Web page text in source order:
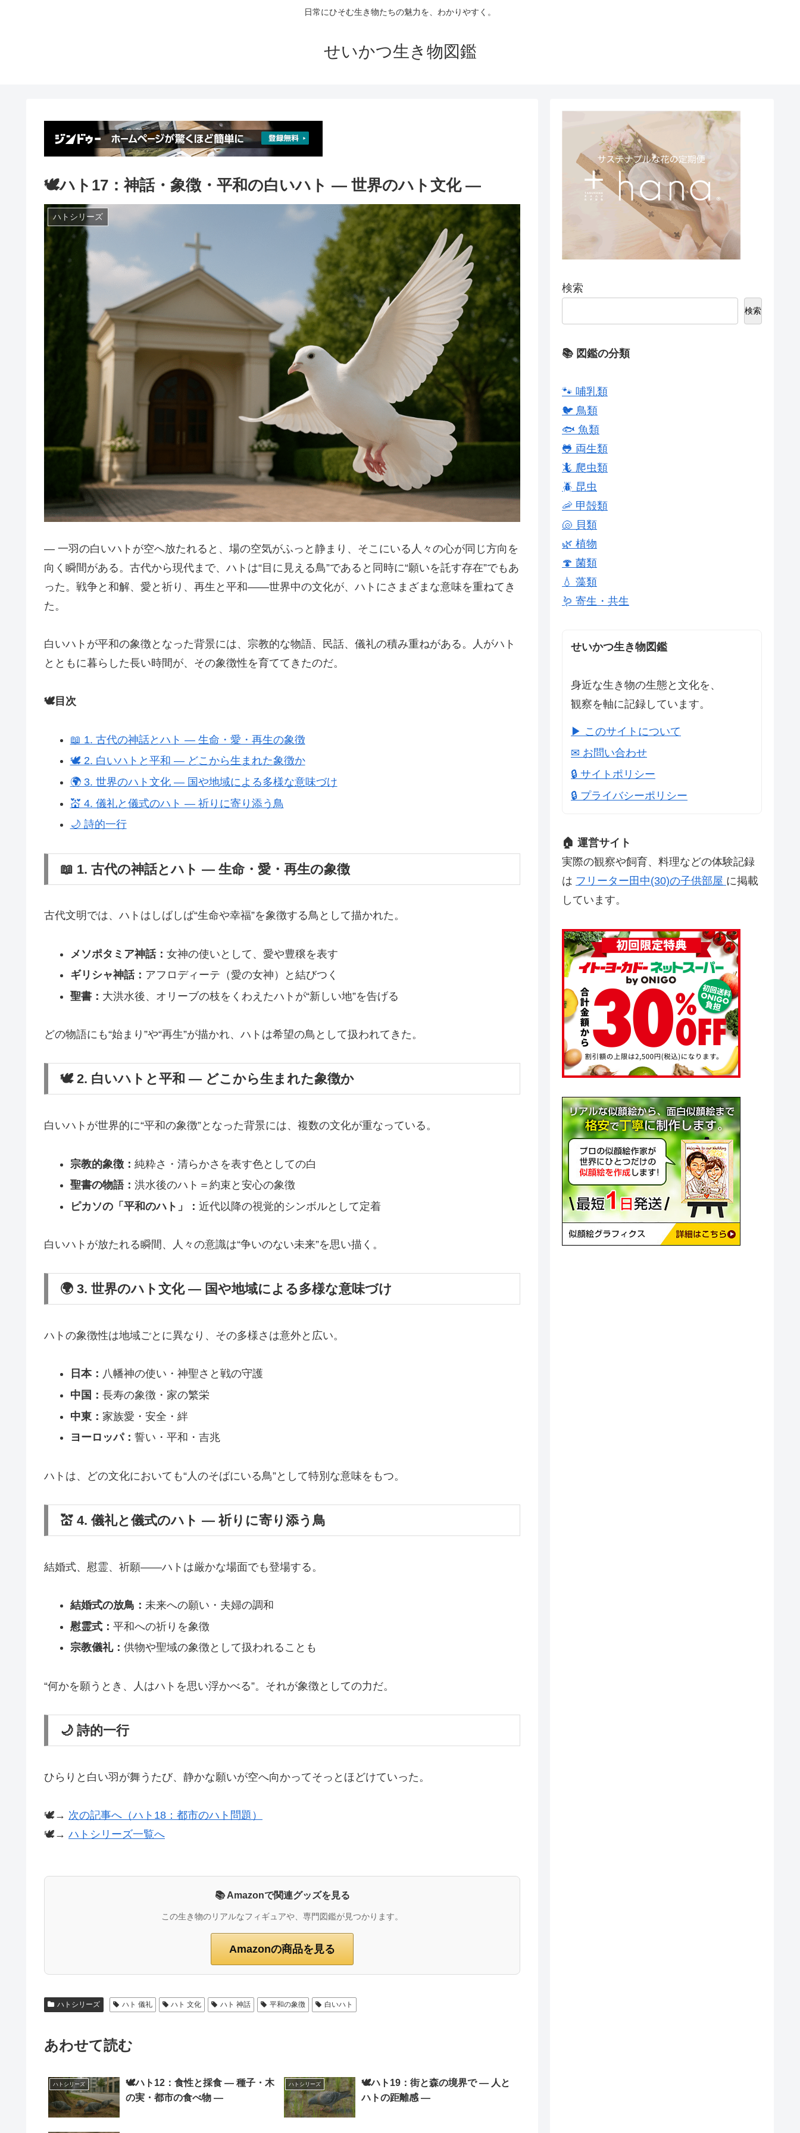
日常にひそむ生き物たちの魅力を、わかりやすく。
せいかつ生き物図鑑
🕊️ハト17：神話・象徴・平和の白いハト ― 世界のハト文化 ―
ハトシリーズ
― 一羽の白いハトが空へ放たれると、場の空気がふっと静まり、そこにいる人々の心が同じ方向を
向く瞬間がある。古代から現代まで、ハトは“目に見える鳥”であると同時に“願いを託す存在”でもあ
った。戦争と和解、愛と祈り、再生と平和――世界中の文化が、ハトにさまざまな意味を重ねてき
た。
白いハトが平和の象徴となった背景には、宗教的な物語、民話、儀礼の積み重ねがある。人がハト
とともに暮らした長い時間が、その象徴性を育ててきたのだ。
🕊️目次
📖 1. 古代の神話とハト ― 生命・愛・再生の象徴
🕊️ 2. 白いハトと平和 ― どこから生まれた象徴か
🌍 3. 世界のハト文化 ― 国や地域による多様な意味づけ
💒 4. 儀礼と儀式のハト ― 祈りに寄り添う鳥
🌙 詩的一行
📖 1. 古代の神話とハト ― 生命・愛・再生の象徴
古代文明では、ハトはしばしば“生命や幸福”を象徴する鳥として描かれた。
メソポタミア神話： 女神の使いとして、愛や豊穣を表す
ギリシャ神話： アフロディーテ（愛の女神）と結びつく
聖書： 大洪水後、オリーブの枝をくわえたハトが“新しい地”を告げる
どの物語にも“始まり”や“再生”が描かれ、ハトは希望の鳥として扱われてきた。
🕊️ 2. 白いハトと平和 ― どこから生まれた象徴か
白いハトが世界的に“平和の象徴”となった背景には、複数の文化が重なっている。
宗教的象徴： 純粋さ・清らかさを表す色としての白
聖書の物語： 洪水後のハト＝約束と安心の象徴
ピカソの「平和のハト」： 近代以降の視覚的シンボルとして定着
白いハトが放たれる瞬間、人々の意識は“争いのない未来”を思い描く。
🌍 3. 世界のハト文化 ― 国や地域による多様な意味づけ
ハトの象徴性は地域ごとに異なり、その多様さは意外と広い。
日本： 八幡神の使い・神聖さと戦の守護
中国： 長寿の象徴・家の繁栄
中東： 家族愛・安全・絆
ヨーロッパ： 誓い・平和・吉兆
ハトは、どの文化においても“人のそばにいる鳥”として特別な意味をもつ。
💒 4. 儀礼と儀式のハト ― 祈りに寄り添う鳥
結婚式、慰霊、祈願――ハトは厳かな場面でも登場する。
結婚式の放鳥： 未来への願い・夫婦の調和
慰霊式： 平和への祈りを象徴
宗教儀礼： 供物や聖域の象徴として扱われることも
“何かを願うとき、人はハトを思い浮かべる”。それが象徴としての力だ。
🌙 詩的一行
ひらりと白い羽が舞うたび、静かな願いが空へ向かってそっとほどけていった。
🕊️→ 次の記事へ（ハト18：都市のハト問題）
🕊️→ ハトシリーズ一覧へ
📚 Amazonで関連グッズを見る
この生き物のリアルなフィギュアや、専門図鑑が見つかります。
Amazonの商品を見る
ハトシリーズ ハト 儀礼 ハト 文化 ハト 神話 平和の象徴 白いハト
あわせて読む
ハトシリーズ
🕊️ハト12：食性と採食 ― 種子・木
の実・都市の食べ物 ―
ハトシリーズ
🕊️ハト19：街と森の境界で ― 人と
ハトの距離感 ―
検索
検索
📚 図鑑の分類
🐾 哺乳類
🐦 鳥類
🐟 魚類
🐸 両生類
🦎 爬虫類
🪲 昆虫
🦐 甲殻類
🐚 貝類
🌿 植物
🍄 菌類
💧 藻類
🪱 寄生・共生
せいかつ生き物図鑑
身近な生き物の生態と文化を、
観察を軸に記録しています。
▶ このサイトについて
✉ お問い合わせ
🔒 サイトポリシー
🔒 プライバシーポリシー
🏠 運営サイト
実際の観察や飼育、料理などの体験記録
は フリーター田中(30)の子供部屋 に掲載
しています。